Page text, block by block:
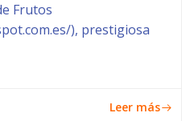
Frutos
), prestigiosa
Leer más